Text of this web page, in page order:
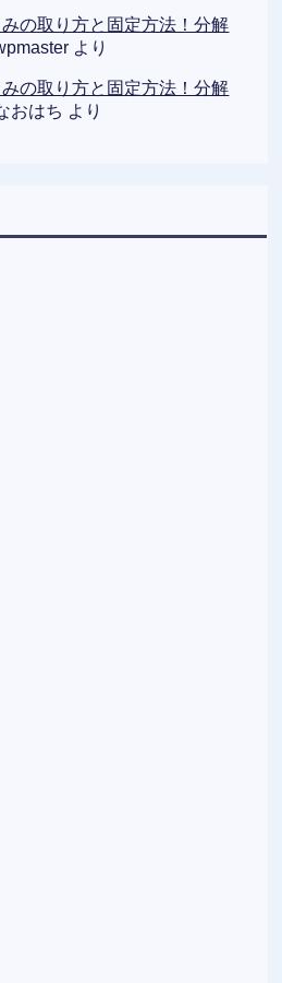
の取り方と固定方法！分解
より
の取り方と固定方法！分解
おはち より